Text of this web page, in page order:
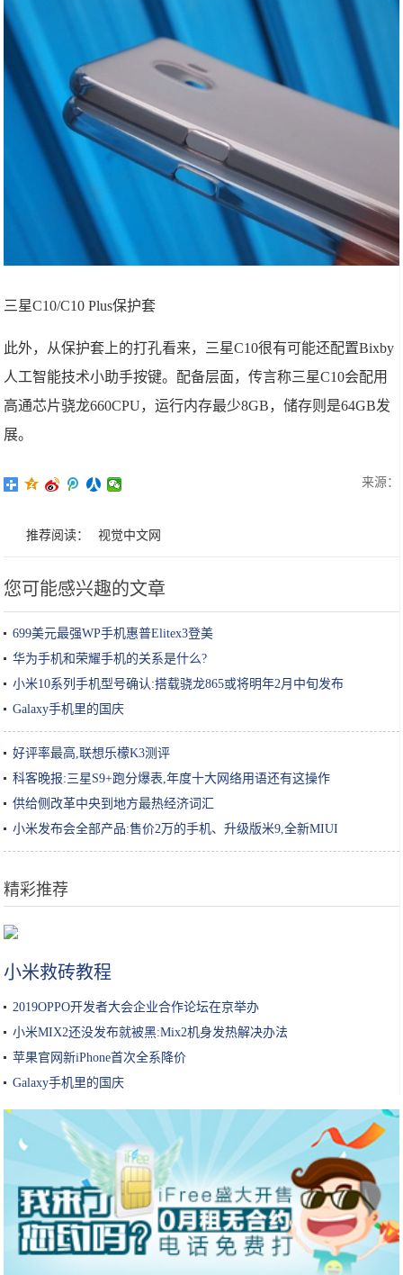
三星C10/C10 Plus保护套
此外，从保护套上的打孔看来，三星C10很有可能还配置Bixby
人工智能技术小助手按键。配备层面，传言称三星C10会配用
高通芯片骁龙660CPU，运行内存最少8GB，储存则是64GB发
展。
来源：
推荐阅读： 视觉中文网
您可能感兴趣的文章
699美元最强WP手机惠普Elitex3登美
华为手机和荣耀手机的关系是什么?
小米10系列手机型号确认:搭载骁龙865或将明年2月中旬发布
Galaxy手机里的国庆
好评率最高,联想乐檬K3测评
科客晚报:三星S9+跑分爆表,年度十大网络用语还有这操作
供给侧改革中央到地方最热经济词汇
小米发布会全部产品:售价2万的手机、升级版米9,全新MIUI
精彩推荐
小米救砖教程
2019OPPO开发者大会企业合作论坛在京举办
小米MIX2还没发布就被黑:Mix2机身发热解决办法
苹果官网新iPhone首次全系降价
Galaxy手机里的国庆